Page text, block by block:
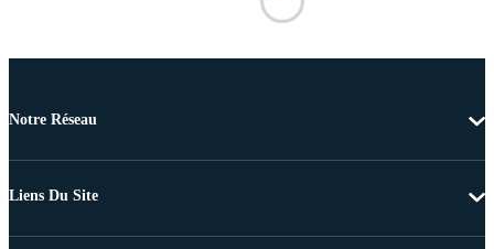
Notre Réseau
Liens Du Site